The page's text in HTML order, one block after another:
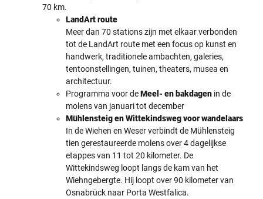
70 km.
LandArt route
Meer dan 70 stations zijn met elkaar verbonden
tot de LandArt route met een focus op kunst en
handwerk, traditionele ambachten, galeries,
tentoonstellingen, tuinen, theaters, musea en
architectuur.
Programma voor deMeel- en bakdagen in de
molens van januari tot december
Mühlensteig en Wittekindsweg voor wandelaars
In de Wiehen en Weser verbindt de Mühlensteig
tien gerestaureerde molens over 4 dagelijkse
etappes van 11 tot 20 kilometer. De
Wittekindsweg loopt langs de kam van het
Wiehngebergte. Hij loopt over 90 kilometer van
Osnabrück naar Porta Westfalica.